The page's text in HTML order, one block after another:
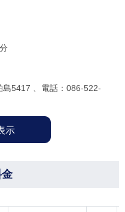
島5417 、電話：086-522-
示